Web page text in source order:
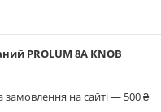
PROLUM 8A KNOB
замовлення на сайті — 500 ₴